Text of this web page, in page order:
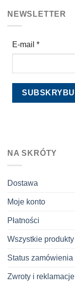
NEWSLETTER
E-mail *
NA SKRÓTY
Dostawa
Moje konto
Płatności
Wszystkie produkty
Status zamówienia
Zwroty i reklamacje